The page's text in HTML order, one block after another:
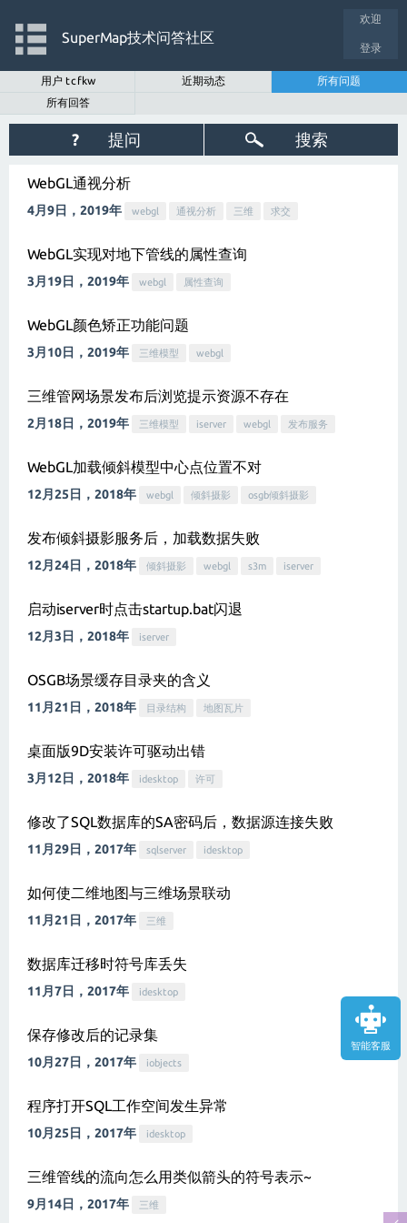
智能客服
欢迎
登录
SuperMap技术问答社区
用户 tcfkw 近期动态
所有问题
所有回答
? 提问 搜索
WebGL通视分析
4月9日，2019年 webgl 通视分析 三维 求交
WebGL实现对地下管线的属性查询
3月19日，2019年 webgl 属性查询
WebGL颜色矫正功能问题
3月10日，2019年 三维模型 webgl
三维管网场景发布后浏览提示资源不存在
2月18日，2019年 三维模型 iserver webgl 发布服务
WebGL加载倾斜模型中心点位置不对
12月25日，2018年 webgl 倾斜摄影 osgb倾斜摄影
发布倾斜摄影服务后，加载数据失败
12月24日，2018年 倾斜摄影 webgl s3m iserver
启动iserver时点击startup.bat闪退
12月3日，2018年 iserver
OSGB场景缓存目录夹的含义
11月21日，2018年 目录结构 地图瓦片
桌面版9D安装许可驱动出错
3月12日，2018年 idesktop 许可
修改了SQL数据库的SA密码后，数据源连接失败
11月29日，2017年 sqlserver idesktop
如何使二维地图与三维场景联动
11月21日，2017年 三维
数据库迁移时符号库丢失
11月7日，2017年 idesktop
保存修改后的记录集
10月27日，2017年 iobjects
程序打开SQL工作空间发生异常
10月25日，2017年 idesktop
三维管线的流向怎么用类似箭头的符号表示~
9月14日，2017年 三维